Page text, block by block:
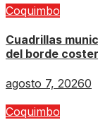
Coquimbo
Cuadrillas
del borde
agosto 7, 20260
Coquimbo